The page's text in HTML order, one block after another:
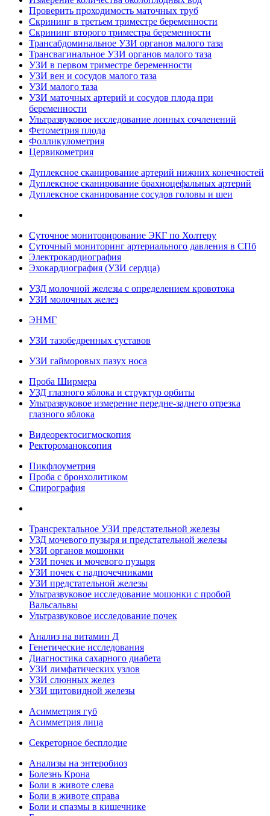
Проверить проходимость маточных труб
Скрининг в третьем триместре беременности
Скрининг второго триместра беременности
Трансабдоминальное УЗИ органов малого таза
Трансвагинальное УЗИ органов малого таза
УЗИ в первом триместре беременности
УЗИ вен и сосудов малого таза
УЗИ малого таза
УЗИ маточных артерий и сосудов плода при
беременности
Ультразвуковое исследование лонных сочленений
Фетометрия плода
Фолликулометрия
Цервикометрия
Дуплексное сканирование артерий нижних конечностей
Дуплексное сканирование брахиоцефальных артерий
Дуплексное сканирование сосудов головы и шеи
Суточное мониторирование ЭКГ по Холтеру
Суточный мониторинг артериального давления в СПб
Электрокардиография
Эхокардиография (УЗИ сердца)
УЗД молочной железы с определением кровотока
УЗИ молочных желез
ЭНМГ
УЗИ тазобедренных суставов
УЗИ гайморовых пазух носа
Проба Ширмера
УЗД глазного яблока и структур орбиты
Ультразвуковое измерение передне-заднего отрезка
глазного яблока
Видеоректосигмоскопия
Ректороманоксопия
Пикфлоуметрия
Проба с бронхолитиком
Спирография
Трансректальное УЗИ предстательной железы
УЗД мочевого пузыря и предстательной железы
УЗИ органов мошонки
УЗИ почек и мочевого пузыря
УЗИ почек с надпочечниками
УЗИ предстательной железы
Ультразвуковое исследование мошонки с пробой
Вальсальвы
Ультразвуковое исследование почек
Анализ на витамин Д
Генетические исследования
Диагностика сахарного диабета
УЗИ лимфатических узлов
УЗИ слюнных желез
УЗИ щитовидной железы
Асимметрия губ
Асимметрия лица
Секреторное бесплодие
Анализы на энтеробиоз
Болезнь Крона
Боли в животе слева
Боли в животе справа
Боли и спазмы в кишечнике